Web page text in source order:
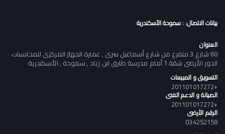
بيانات الاتصال: : سموحة الأسكندرية
العنوان
60 شارع 3 متفرع من شارع أسماعيل سرى , عمارة الجهاز المركزى للمحاسبات
الدور الأرضى شقة 1 أمام مدرسة طارق ابن زياد , سموحة , الأسكندرية
التسويق و المبيعات
+201101017272
الصيانة و الدعم الفنى
+201101017272
الرقم الأرضى
034252158